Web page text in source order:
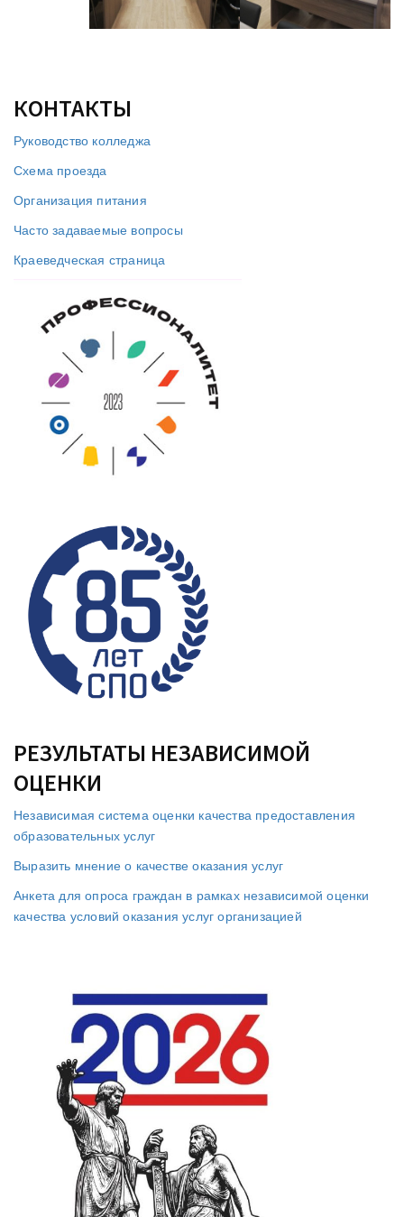
КОНТАКТЫ
Руководство колледжа
Схема проезда
Организация питания
Часто задаваемые вопросы
Краеведческая страница
РЕЗУЛЬТАТЫ НЕЗАВИСИМОЙ
ОЦЕНКИ
Независимая система оценки качества предоставления
образовательных услуг
Выразить мнение о качестве оказания услуг
Анкета для опроса граждан в рамках независимой оценки
качества условий оказания услуг организацией